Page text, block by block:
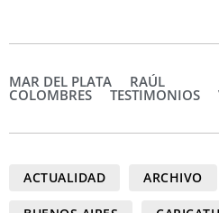
MAR DEL PLATA RAÚL
COLOMBRES TESTIMONIOS
ACTUALIDAD ARCHIVO